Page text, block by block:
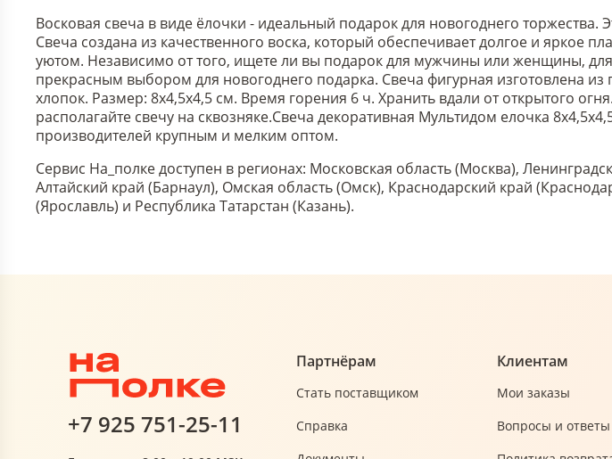
Восковая свеча в виде ёлочки - идеальный подарок для новогоднего
Свеча создана из качественного воска, который обеспечивает долгое и яркое
уютом. Независимо от того, ищете ли вы подарок для мужчины или женщины,
прекрасным выбором для новогоднего подарка. Свеча фигурная изготовлена
хлопок. Размер: 8х4,5х4,5 см. Время горения 6 ч. Хранить вдали от открытого
располагайте свечу на сквозняке.Свеча декоративная Мультидом елочка
производителей крупным и мелким оптом.
Сервис На_полке доступен в регионах: Московская область (Москва),
Алтайский край (Барнаул), Омская область (Омск), Краснодарский край
(Ярославль) и Республика Татарстан (Казань).
+7 925 751-25-11
Партнёрам
Стать поставщиком
Справка
Клиентам
Мои заказы
Вопросы и ответы